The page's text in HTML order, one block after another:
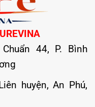
44, P. Bình
huyện, An Phú,